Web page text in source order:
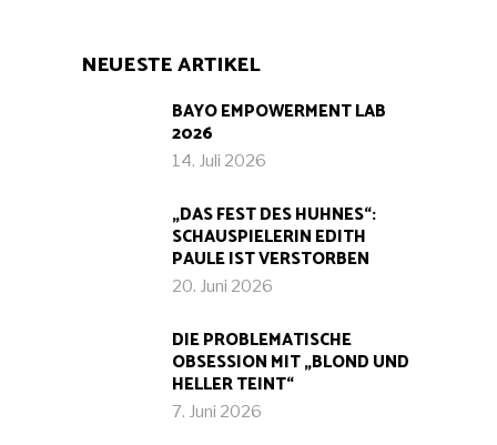
NEUESTE ARTIKEL
BAYO EMPOWERMENT LAB
2026
14. Juli 2026
„DAS FEST DES HUHNES“:
SCHAUSPIELERIN EDITH
PAULE IST VERSTORBEN
20. Juni 2026
DIE PROBLEMATISCHE
OBSESSION MIT „BLOND UND
HELLER TEINT“
7. Juni 2026